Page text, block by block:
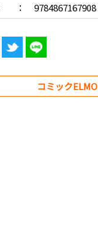
9784867167908
コミックELMO